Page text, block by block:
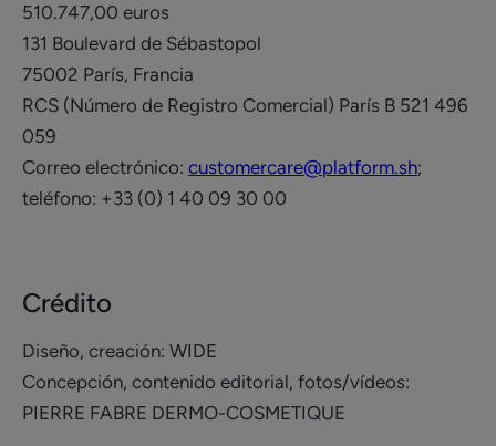
510.747,00 euros
131 Boulevard de Sébastopol
75002 París, Francia
RCS (Número de Registro Comercial) París B 521 496
059
Correo electrónico: customercare@platform.sh;
teléfono: +33 (0) 1 40 09 30 00
Crédito
Diseño, creación: WIDE
Concepción, contenido editorial, fotos/vídeos:
PIERRE FABRE DERMO-COSMETIQUE